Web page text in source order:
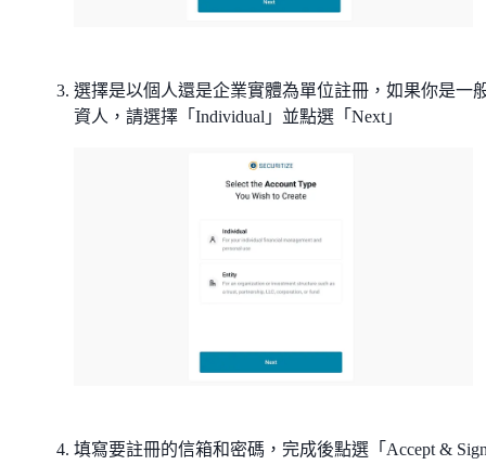
選擇是以個人還是企業實體為單位註冊，如果你是一
資人，請選擇「Individual」並點選「Next」
填寫要註冊的信箱和密碼，完成後點選「Accept &